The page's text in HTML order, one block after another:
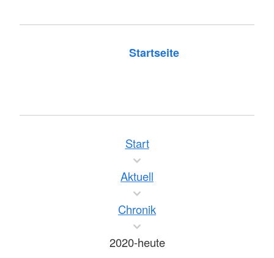
Startseite
Start
Aktuell
Chronik
2020-heute